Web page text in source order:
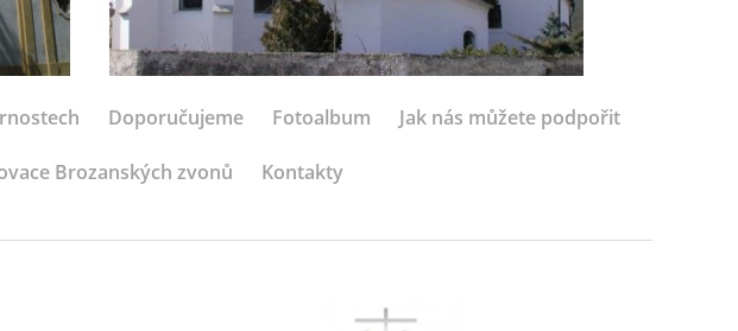
Doporučujeme Fotoalbum Jak nás můžete podpořit
Brozanských zvonů Kontakty